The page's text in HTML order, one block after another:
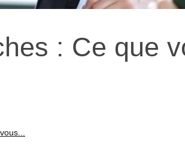
: Ce que